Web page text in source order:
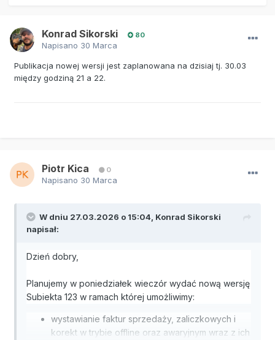
Konrad Sikorski 80
Napisano 30 Marca
Publikacja nowej wersji jest zaplanowana na dzisiaj tj. 30.03
między godziną 21 a 22.
Piotr Kica 0
Napisano 30 Marca
W dniu 27.03.2026 o 15:04, Konrad Sikorski
napisał:
Dzień dobry,
Planujemy w poniedziałek wieczór wydać nową wersję
Subiekta 123 w ramach której umożliwimy:
wystawianie faktur sprzedaży, zaliczkowych i
korekt w trybie offline oraz awaryjnym wraz z ich